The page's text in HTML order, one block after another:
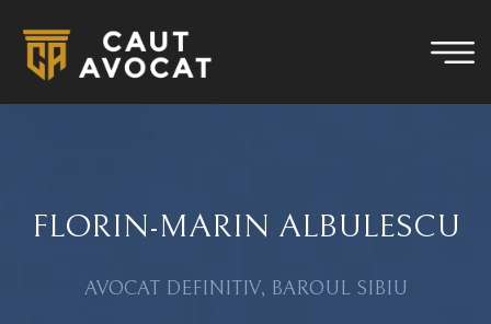
FLORIN-MARIN ALBULESCU
AVOCAT DEFINITIV, BAROUL SIBIU